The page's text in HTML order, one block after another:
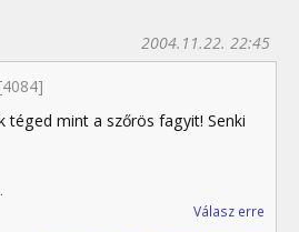
[4084]
2004.11.22. 22:45
téged mint a szőrös fagyit! Senki
Válasz erre